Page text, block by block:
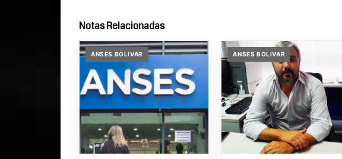
Notas Relacionadas
ANSES BOLIVAR ANSES BOLIVAR